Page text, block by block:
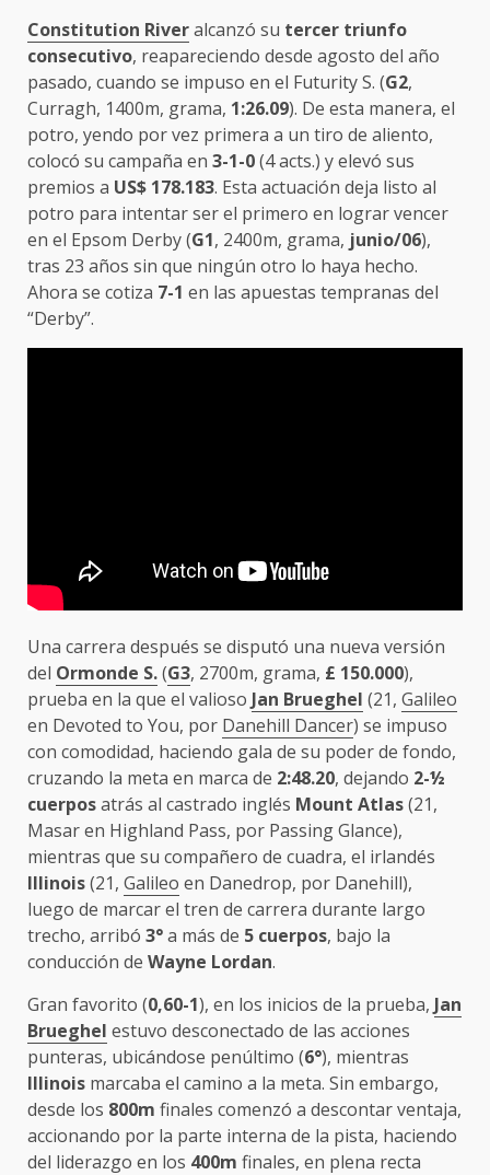
Constitution Riveralcanzó su tercer triunfo
consecutivo, reapareciendo desde agosto del año
pasado, cuando se impuso en el Futurity S. (G2,
Curragh, 1400m, grama, 1:26.09). De esta manera, el
potro, yendo por vez primera a un tiro de aliento,
colocó su campaña en 3-1-0(4 acts.) y elevó sus
premios a US$ 178.183. Esta actuación deja listo al
potro para intentar ser el primero en lograr vencer
en el Epsom Derby (G1, 2400m, grama, junio/06),
tras 23 años sin que ningún otro lo haya hecho.
Ahora se cotiza 7-1 en las apuestas tempranas del
“Derby”.
Una carrera después se disputó una nueva versión
del Ormonde S.(G3, 2700m, grama, £ 150.000),
prueba en la que el valioso Jan Brueghel (21, Galileo
en Devoted to You, por Danehill Dancer) se impuso
con comodidad, haciendo gala de su poder de fondo,
cruzando la meta en marca de 2:48.20, dejando 2-½
cuerposatrás al castrado inglés Mount Atlas(21,
Masar en Highland Pass, por Passing Glance),
mientras que su compañero de cuadra, el irlandés
Illinois(21, Galileo en Danedrop, por Danehill),
luego de marcar el tren de carrera durante largo
trecho, arribó 3°a más de 5 cuerpos, bajo la
conducción de Wayne Lordan.
Gran favorito (0,60-1), en los inicios de la prueba, Jan
Brueghel estuvo desconectado de las acciones
punteras, ubicándose penúltimo (6°), mientras
Illinois marcaba el camino a la meta. Sin embargo,
desde los 800m finales comenzó a descontar ventaja,
accionando por la parte interna de la pista, haciendo
del liderazgo en los 400m finales, en plena recta